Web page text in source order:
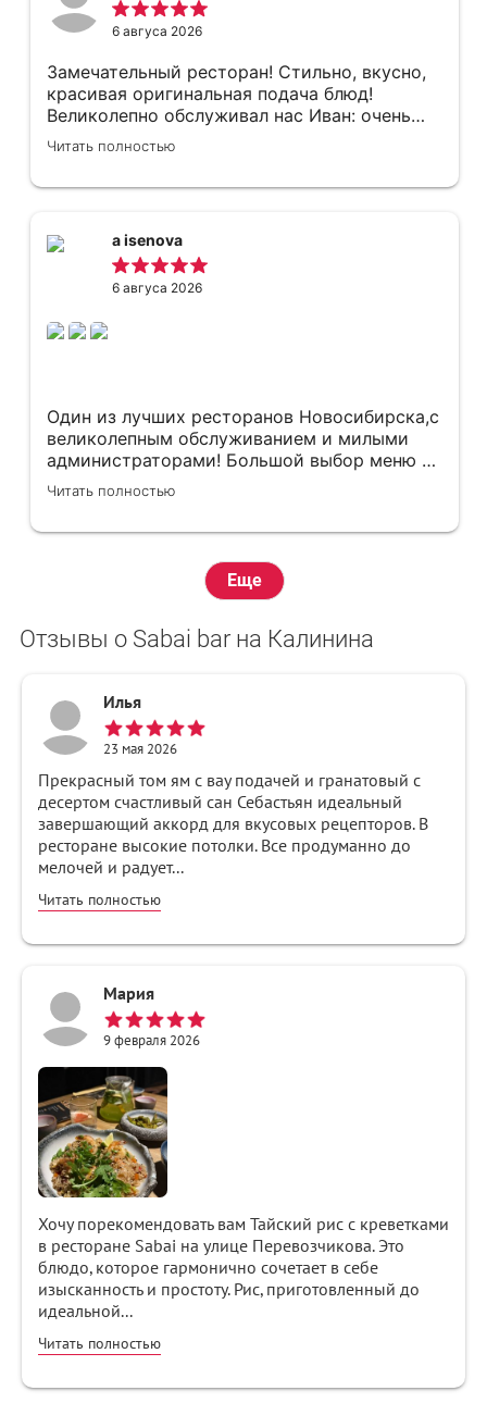
6 авгуса 2026
Замечательный ресторан! Стильно, вкусно,
красивая оригинальная подача блюд!
Великолепно обслуживал нас Иван: очень
предусмотрительно, быстро и аккуратно!
Начался ливень, на летник очень быстро
Читать полностью
a isenova
6 авгуса 2026
Один из лучших ресторанов Новосибирска,с
великолепным обслуживанием и милыми
администраторами! Большой выбор меню и
безумно вкусно,спасибо,Sabai за прекрасный
вечер в вашем заведении❤️
Читать полностью
Еще
Отзывы о Sabai bar на Калинина
Илья
23 мая 2026
Прекрасный том ям с вау подачей и гранатовый с
десертом счастливый сан Себастьян идеальный
завершающий аккорд для вкусовых рецепторов. В
ресторане высокие потолки. Все продуманно до
мелочей и радует...
Читать полностью
Мария
9 февраля 2026
Хочу порекомендовать вам Тайский рис с креветками
в ресторане Sabai на улице Перевозчикова. Это
блюдо, которое гармонично сочетает в себе
изысканность и простоту. Рис, приготовленный до
идеальной...
Читать полностью